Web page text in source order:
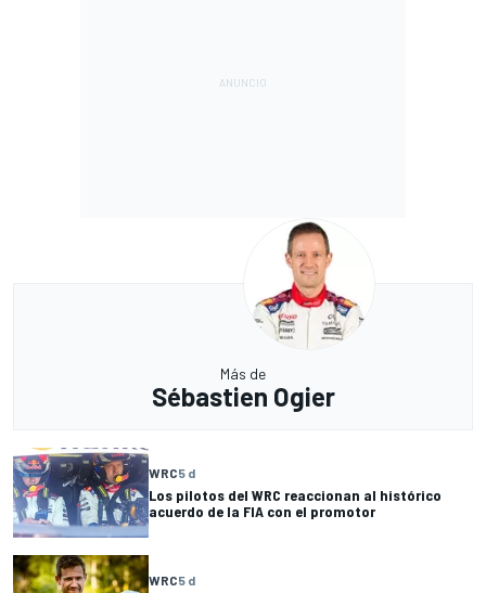
Más de
Sébastien Ogier
WRC5 d
Los pilotos del WRC reaccionan al histórico
acuerdo de la FIA con el promotor
WRC5 d